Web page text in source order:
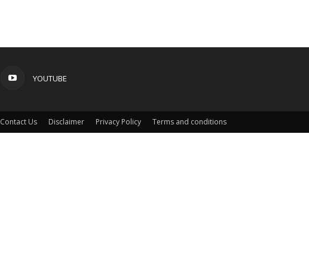
YOUTUBE
Contact Us Disclaimer Privacy Policy Terms and conditions